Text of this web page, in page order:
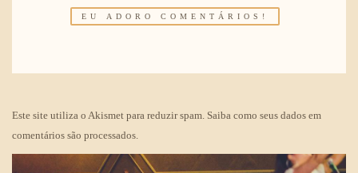
Este site utiliza o Akismet para reduzir spam. Saiba como seus dados em
comentários são processados.